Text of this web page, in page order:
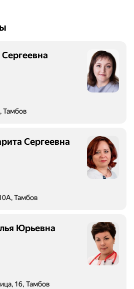
Тамбов
Сергеевна
Тамбов
Юрьевна
16, Тамбов